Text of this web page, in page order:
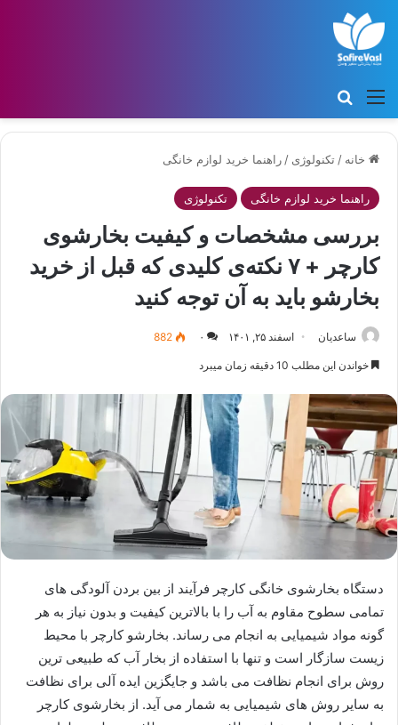
منو
خانه / تکنولوژی / راهنما خرید لوازم خانگی
راهنما خرید لوازم خانگی تکنولوژی
بررسی مشخصات و کیفیت بخارشوی
کارچر + ۷ نکته‌ی کلیدی که قبل از خرید
بخارشو باید به آن توجه کنید
ساعدیان اسفند ۲۵, ۱۴۰۱ ۰ 882
خواندن این مطلب 10 دقیقه زمان میبرد
دستگاه بخارشوی خانگی کارچر فرآیند از بین بردن آلودگی های
تمامی سطوح مقاوم به آب را با بالاترین کیفیت و بدون نیاز به هر
گونه مواد شیمیایی به انجام می رساند. بخارشو کارچر با محیط
زیست سازگار است و تنها با استفاده از بخار آب که طبیعی ترین
روش برای انجام نظافت می باشد و جایگزین ایده آلی برای نظافت
به سایر روش های شیمیایی به شمار می آید. از بخارشوی کارچر